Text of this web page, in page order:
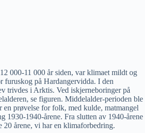
000-11 000 år siden, var klimaet mildt og
furuskog på Hardangervidda. I den
trivdes i Arktis. Ved iskjerneboringer på
se figuren. Middelalder-perioden ble
prøvelse for folk, med kulde, matmangel
1940-årene. Fra slutten av 1940-årene
20 årene, vi har en klimaforbedring.